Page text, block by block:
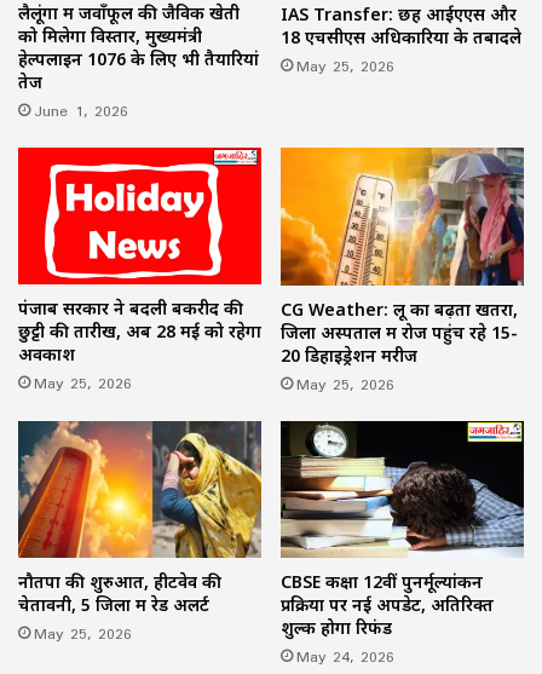
लैलूंगा में जवाँफूल की जैविक खेती
को मिलेगा विस्तार, मुख्यमंत्री
हेल्पलाइन 1076 के लिए भी तैयारियां
तेज
June 1, 2026
IAS Transfer: छह आईएएस और
18 एचसीएस अधिकारियों के तबादले
May 25, 2026
पंजाब सरकार ने बदली बकरीद की
छुट्टी की तारीख, अब 28 मई को रहेगा
अवकाश
May 25, 2026
CG Weather: लू का बढ़ता खतरा,
जिला अस्पताल में रोज पहुंच रहे 15-
20 डिहाइड्रेशन मरीज
May 25, 2026
नौतपा की शुरुआत, हीटवेव की
चेतावनी, 5 जिलों में रेड अलर्ट
May 25, 2026
CBSE कक्षा 12वीं पुनर्मूल्यांकन
प्रक्रिया पर नई अपडेट, अतिरिक्त
शुल्क होगा रिफंड
May 24, 2026